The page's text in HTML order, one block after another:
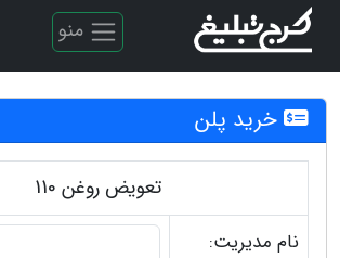
منو
خرید پلن
تعویض روغن 110
نام مدیریت: